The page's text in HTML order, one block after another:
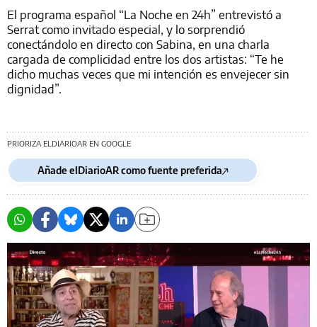
El programa español “La Noche en 24h” entrevistó a
Serrat como invitado especial, y lo sorprendió
conectándolo en directo con Sabina, en una charla
cargada de complicidad entre los dos artistas: “Te he
dicho muchas veces que mi intención es envejecer sin
dignidad”.
PRIORIZA ELDIARIOAR EN GOOGLE
Añade elDiarioAR como fuente preferida